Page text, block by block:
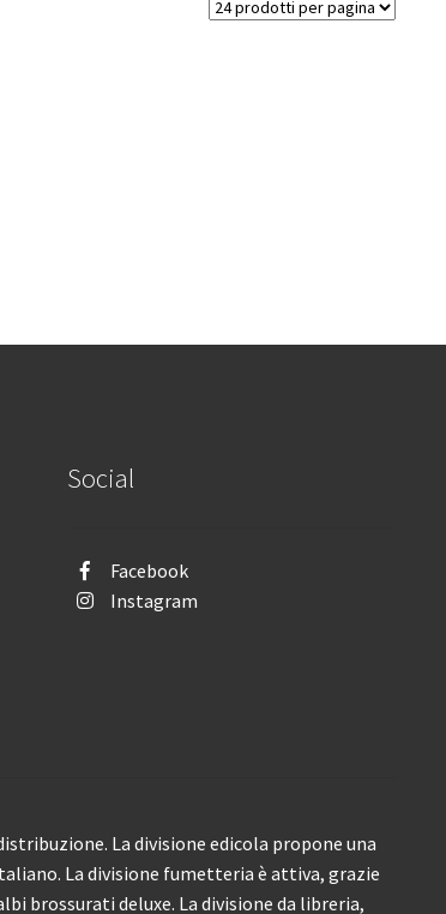
Social
Facebook
Instagram
La divisione edicola propone una
La divisione fumetteria è attiva, grazie
brossurati deluxe. La divisione da libreria,